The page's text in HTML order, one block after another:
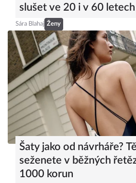
slušet ve 20 i v 60 letech
Sára Blahaj Ženy
Šaty jako od návrháře?
seženete v běžných
1000 korun